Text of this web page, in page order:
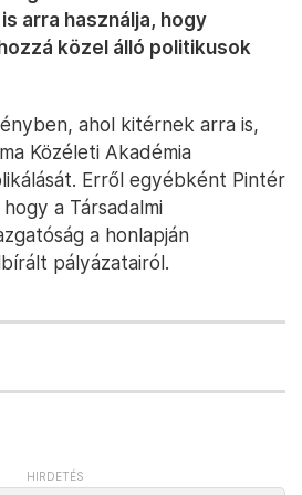
arra használja, hogy
közel álló politikusok
ahol kitérnek arra is,
Közéleti Akadémia
Erről egyébként Pintér
a Társadalmi
a honlapján
pályázatairól.